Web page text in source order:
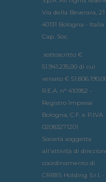
Via della Beverara, 21
40131 Bologna • Italia
Cap. Soc.
sottoscritto €
51.941.235,00 di cui
versato €
R.E.A. n° 410952 •
Registro Imprese
Bologna, C.F. e P.IVA
02083271201
Società soggetta
all'attività di
coordinamento di
CRIBIS Holding S.r.l. -